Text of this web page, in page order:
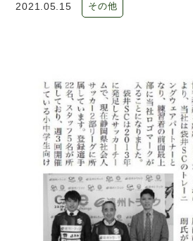
2021.05.15 その他